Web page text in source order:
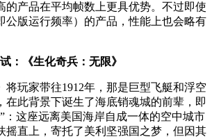
的产品在平均帧数上更具优势。不过即使
公版运行频率）的产品，性能上也会略有
：《生化奇兵：无限》
将玩家带往1912年，那是巨型飞艇和浮空
在此背景下诞生了海底销魂城的前辈，即
：这座远离美国海岸自成一体的空中城市
摇直上，寄托了美利坚强国之梦，但因其